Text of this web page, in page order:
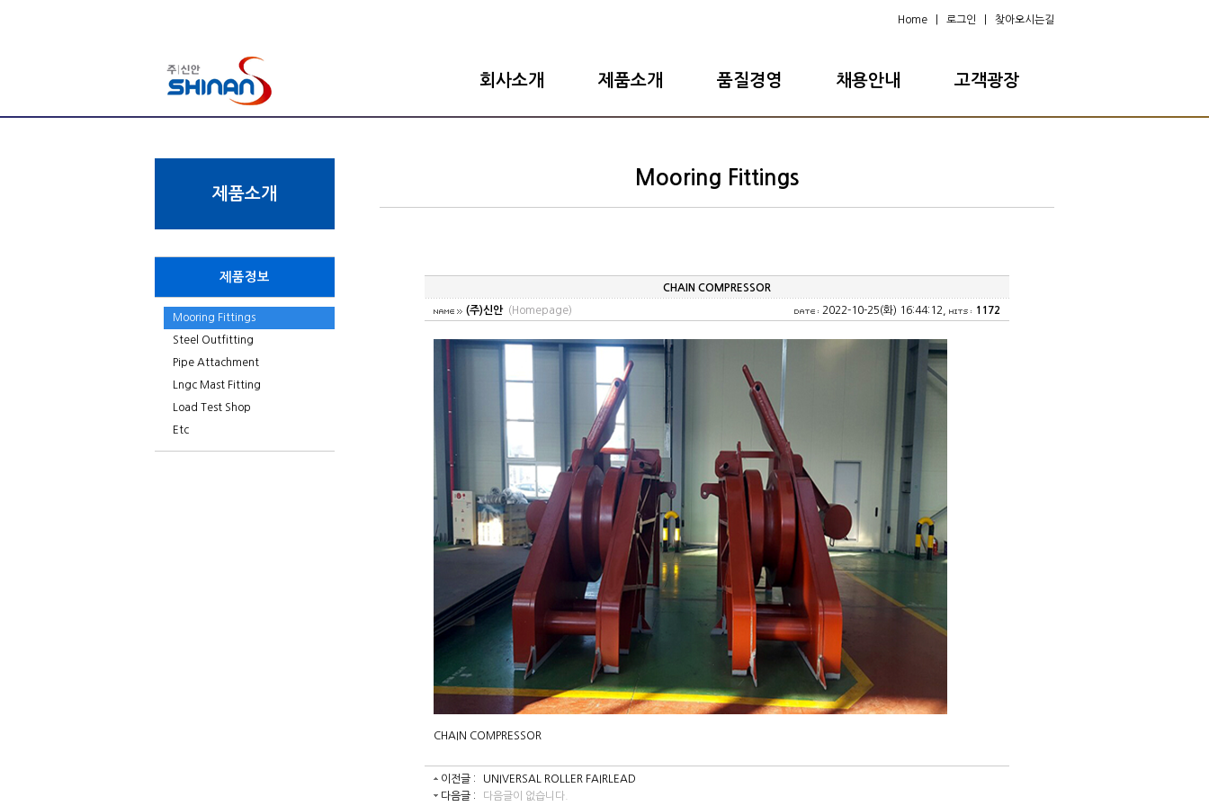
Home 로그인 찾아오시는길
회사소개 제품소개 품질경영 채용안내 고객광장
제품소개
제품정보
Mooring Fittings
Steel Outfitting
Pipe Attachment
Lngc Mast Fitting
Load Test Shop
Etc
Mooring Fittings
CHAIN COMPRESSOR
(주)신안 (Homepage) 2022-10-25(화) 16:44:12, 1172
CHAIN COMPRESSOR
이전글 :
UNIVERSAL ROLLER FAIRLEAD
다음글 :
다음글이 없습니다.